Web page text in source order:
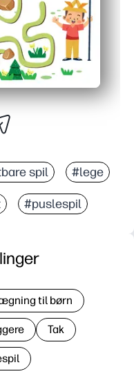
spil #lege
#puslespil
til børn
Tak